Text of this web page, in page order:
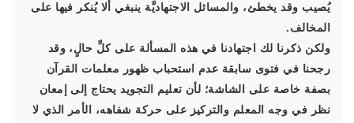
يُصيب وقد يخطئ، والمسائل الاجتهاديَّة ينبغي ألا يُنكر فيها على
المخالف.
ولكن ذكرنا لك اجتهادنا في هذه المسألة على كلِّ حالٍ، وقد
رجحنا في فتوى سابقة عدم استحباب ظهور معلمات القرآن
بصفة خاصة على الشاشة؛ لأن تعليم التجويد يحتاج إلى إمعان
نظر في وجه المعلم والتركيز على حركة شفاهه، الأمر الذي لا